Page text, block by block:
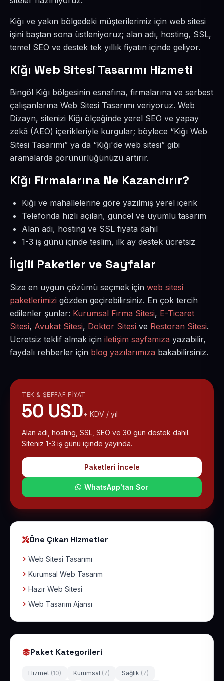
Kiğı ve yakın bölgedeki müşterilerimiz için web sitesi
işini baştan sona üstleniyoruz; alan adı, hosting, SSL,
temel SEO ve destek tek yıllık fiyatın içinde geliyor.
Kiğı Web Sitesi Tasarımı Hizmeti
Bingöl Kiğı bölgesinin esnafına, firmalarına ve serbest
çalışanlarına Web Sitesi Tasarımı veriyoruz. Web
Dizayn, sitenizi Kiğı ölçeğinde yerel SEO ve yapay
zekâ (AEO) içerikleriyle kurgular; böylece “Kiğı Web
Sitesi Tasarımı” ya da “Kiğı'de web sitesi” gibi
aramalarda görünürlüğünüzü artırır.
Kiğı Firmalarına Ne Kazandırır?
Kiğı ve mahallelerine göre yazılmış yerel içerik
Telefonda hızlı açılan, güncel ve uyumlu tasarım
Alan adı, hosting ve SSL fiyata dahil
1-3 iş günü içinde teslim, ilk ay destek ücretsiz
İlgili Paketler ve Sayfalar
Size en uygun çözümü seçmek için web sitesi
paketlerimizi gözden geçirebilirsiniz. En çok tercih
edilenler şunlar: Kurumsal Firma Sitesi, E-Ticaret
Sitesi, Avukat Sitesi, Doktor Sitesi ve Restoran Sitesi.
Ücretsiz teklif almak için iletişim sayfamıza yazabilir,
faydalı rehberler için blog yazılarımıza bakabilirsiniz.
TEK & ŞEFFAF FIYAT
50 USD+ KDV / yıl
Alan adı, hosting, SSL, SEO ve 30 gün destek dahil.
Siteniz 1-3 iş günü içinde yayında.
Paketleri İncele
WhatsApp'tan Sor
Öne Çıkan Hizmetler
Web Sitesi Tasarımı
Kurumsal Web Tasarım
Hazır Web Sitesi
Web Tasarım Ajansı
Paket Kategorileri
Hizmet (10) Kurumsal (7) Sağlık (7)